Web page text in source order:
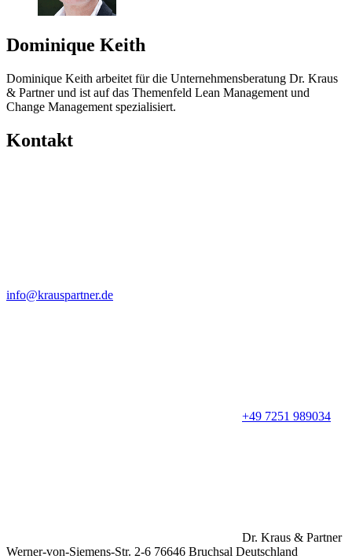
Dominique Keith
Dominique Keith arbeitet für die Unternehmensberatung Dr. Kraus
& Partner und ist auf das Themenfeld Lean Management und
Change Management spezialisiert.
Kontakt
info@krauspartner.de
+49 7251 989034
Dr. Kraus & Partner
Werner-von-Siemens-Str. 2-6 76646 Bruchsal Deutschland